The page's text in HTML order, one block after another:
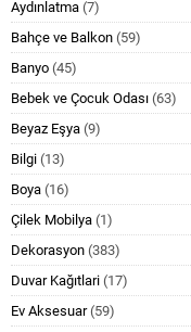
Aydınlatma (7)
Bahçe ve Balkon (59)
Banyo (45)
Bebek ve Çocuk Odası (63)
Beyaz Eşya (9)
Bilgi (13)
Boya (16)
Çilek Mobilya (1)
Dekorasyon (383)
Duvar Kağıtlari (17)
Ev Aksesuar(59)